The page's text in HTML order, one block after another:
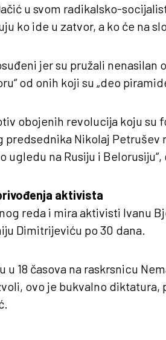
u svom radikalsko-
ko ide u zatvor, a ko će na
jer su pružali nenasilan
od onih koji su „deo
obojenih revolucija koju su
Nikolaj Petrušev
na Rusiju i Belorusiju“,
aktivista
reda i mira aktivisti Ivanu
Dimitrijeviću po 30 dana.
18 časova na raskrsnicu
ovo je bukvalno diktatura,